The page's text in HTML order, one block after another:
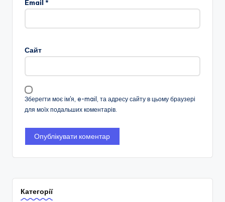
Email *
Сайт
Зберегти моє ім'я, e-mail, та адресу сайту в цьому браузері
для моїх подальших коментарів.
Категорії